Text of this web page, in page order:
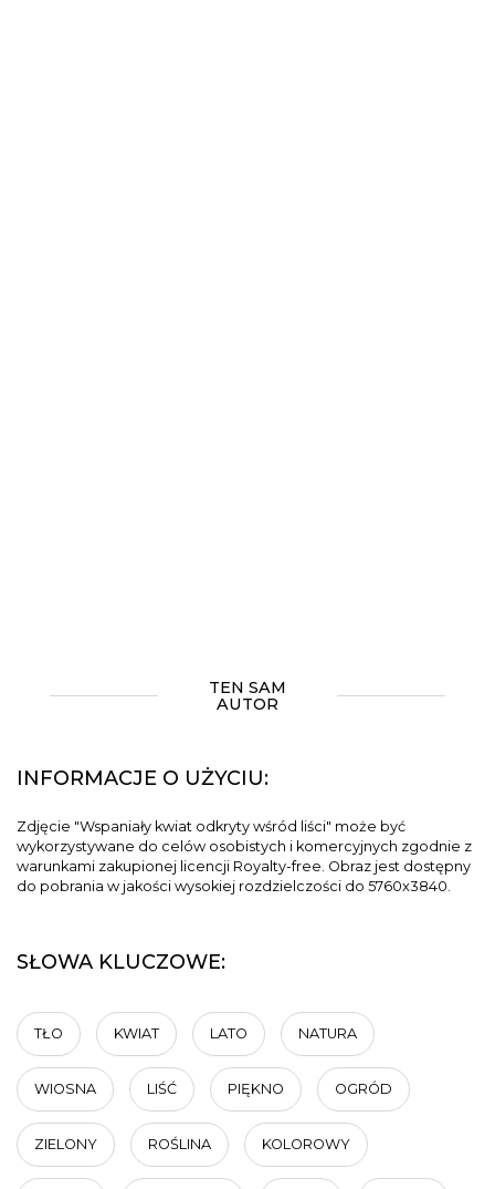
TEN SAM
AUTOR
INFORMACJE O UŻYCIU:
Zdjęcie "Wspaniały kwiat odkryty wśród liści" może być
wykorzystywane do celów osobistych i komercyjnych zgodnie z
warunkami zakupionej licencji Royalty-free. Obraz jest dostępny
do pobrania w jakości wysokiej rozdzielczości do 5760x3840.
SŁOWA KLUCZOWE:
TŁO KWIAT LATO NATURA
WIOSNA LIŚĆ PIĘKNO OGRÓD
ZIELONY ROŚLINA KOLOROWY